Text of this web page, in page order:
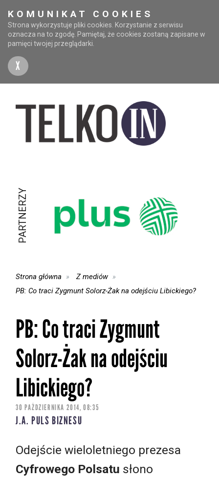
KOMUNIKAT COOKIES
Strona wykorzystuje pliki cookies. Korzystanie z serwisu
oznacza na to zgodę. Pamiętaj, że cookies zostaną zapisane w
pamięci twojej przeglądarki.
X
PARTNERZY
Strona główna
Z mediów
PB: Co traci Zygmunt Solorz-Żak na odejściu Libickiego?
PB: Co traci Zygmunt
Solorz-Żak na odejściu
Libickiego?
30 PAŹDZIERNIKA 2014, 08:35
J.A. PULS BIZNESU
Odejście wieloletniego prezesa
Cyfrowego Polsatu słono